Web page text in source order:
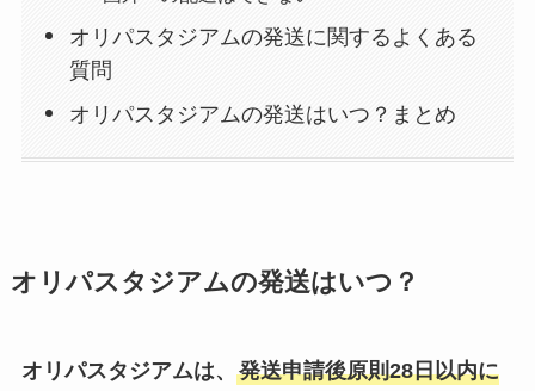
オリパスタジアムの発送に関するよくある
質問
オリパスタジアムの発送はいつ？まとめ
オリパスタジアムの発送はいつ？
オリパスタジアムは、 発送申請後原則28日以内に